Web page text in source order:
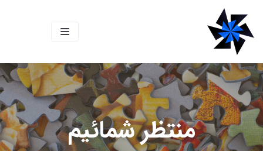
پرش
به
محتوا
منتظر شمائیم